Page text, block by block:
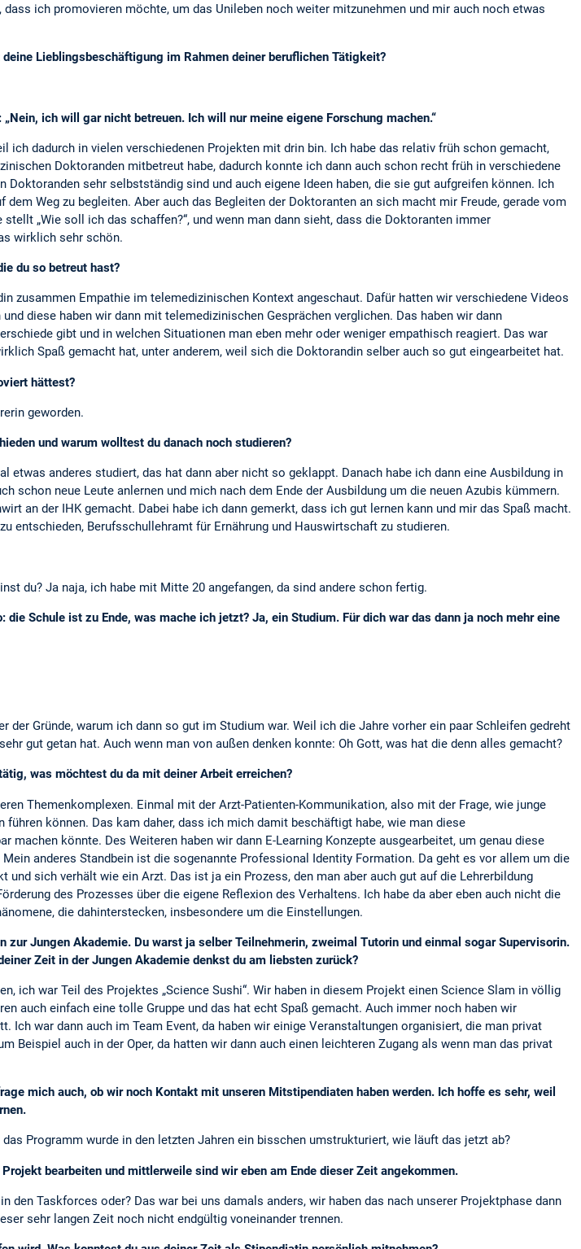
ich promovieren möchte, um das Unileben noch weiter mitzunehmen und mir auch noch etwas
Lieblingsbeschäftigung im Rahmen deiner beruflichen Tätigkeit?
ich will gar nicht betreuen. Ich will nur meine eigene Forschung machen.“
ich dadurch in vielen verschiedenen Projekten mit drin bin. Ich habe das relativ früh schon gemacht,
Doktoranden mitbetreut habe, dadurch konnte ich dann auch schon recht früh in verschiedene
sehr selbstständig sind und auch eigene Ideen haben, die sie gut aufgreifen können. Ich
Weg zu begleiten. Aber auch das Begleiten der Doktoranten an sich macht mir Freude, gerade vom
„Wie soll ich das schaffen?“, und wenn man dann sieht, dass die Doktoranten immer
wirklich sehr schön.
du so betreut hast?
zusammen Empathie im telemedizinischen Kontext angeschaut. Dafür hatten wir verschiedene Videos
diese haben wir dann mit telemedizinischen Gesprächen verglichen. Das haben wir dann
gibt und in welchen Situationen man eben mehr oder weniger empathisch reagiert. Das war
Spaß gemacht hat, unter anderem, weil sich die Doktorandin selber auch so gut eingearbeitet hat.
hättest?
geworden.
und warum wolltest du danach noch studieren?
etwas anderes studiert, das hat dann aber nicht so geklappt. Danach habe ich dann eine Ausbildung in
schon neue Leute anlernen und mich nach dem Ende der Ausbildung um die neuen Azubis kümmern.
an der IHK gemacht. Dabei habe ich dann gemerkt, dass ich gut lernen kann und mir das Spaß macht.
entschieden, Berufsschullehramt für Ernährung und Hauswirtschaft zu studieren.
du? Ja naja, ich habe mit Mitte 20 angefangen, da sind andere schon fertig.
Schule ist zu Ende, was mache ich jetzt? Ja, ein Studium. Für dich war das dann ja noch mehr eine
der Gründe, warum ich dann so gut im Studium war. Weil ich die Jahre vorher ein paar Schleifen gedreht
gut getan hat. Auch wenn man von außen denken konnte: Oh Gott, was hat die denn alles gemacht?
was möchtest du da mit deiner Arbeit erreichen?
Themenkomplexen. Einmal mit der Arzt-Patienten-Kommunikation, also mit der Frage, wie junge
können. Das kam daher, dass ich mich damit beschäftigt habe, wie man diese
machen könnte. Des Weiteren haben wir dann E-Learning Konzepte ausgearbeitet, um genau diese
anderes Standbein ist die sogenannte Professional Identity Formation. Da geht es vor allem um die
und sich verhält wie ein Arzt. Das ist ja ein Prozess, den man aber auch gut auf die Lehrerbildung
des Prozesses über die eigene Reflexion des Verhaltens. Ich habe da aber eben auch nicht die
die dahinterstecken, insbesondere um die Einstellungen.
zur Jungen Akademie. Du warst ja selber Teilnehmerin, zweimal Tutorin und einmal sogar Supervisorin.
Zeit in der Jungen Akademie denkst du am liebsten zurück?
ich war Teil des Projektes „Science Sushi“. Wir haben in diesem Projekt einen Science Slam in völlig
auch einfach eine tolle Gruppe und das hat echt Spaß gemacht. Auch immer noch haben wir
Ich war dann auch im Team Event, da haben wir einige Veranstaltungen organisiert, die man privat
Beispiel auch in der Oper, da hatten wir dann auch einen leichteren Zugang als wenn man das privat
mich auch, ob wir noch Kontakt mit unseren Mitstipendiaten haben werden. Ich hoffe es sehr, weil
Programm wurde in den letzten Jahren ein bisschen umstrukturiert, wie läuft das jetzt ab?
bearbeiten und mittlerweile sind wir eben am Ende dieser Zeit angekommen.
den Taskforces oder? Das war bei uns damals anders, wir haben das nach unserer Projektphase dann
sehr langen Zeit noch nicht endgültig voneinander trennen.